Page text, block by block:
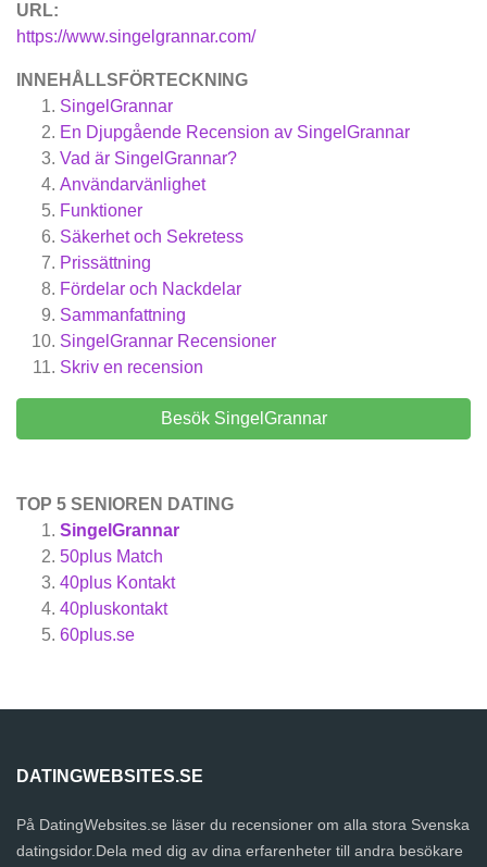
URL:
https://www.singelgrannar.com/
INNEHÅLLSFÖRTECKNING
SingelGrannar
En Djupgående Recension av SingelGrannar
Vad är SingelGrannar?
Användarvänlighet
Funktioner
Säkerhet och Sekretess
Prissättning
Fördelar och Nackdelar
Sammanfattning
SingelGrannar Recensioner
Skriv en recension
Besök SingelGrannar
TOP 5 SENIOREN DATING
SingelGrannar
50plus Match
40plus Kontakt
40pluskontakt
60plus.se
DATINGWEBSITES.SE
På DatingWebsites.se läser du recensioner om alla stora Svenska
datingsidor.Dela med dig av dina erfarenheter till andra besökare